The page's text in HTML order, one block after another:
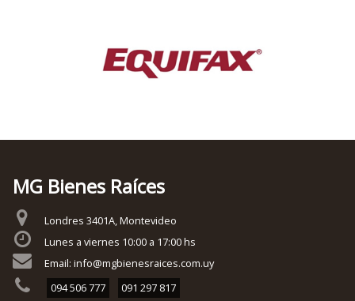
MG Bienes Raíces
Londres 3401A, Montevideo
Lunes a viernes 10:00 a 17:00 hs
Email: info@mgbienesraices.com.uy
094 506 777
091 297 817